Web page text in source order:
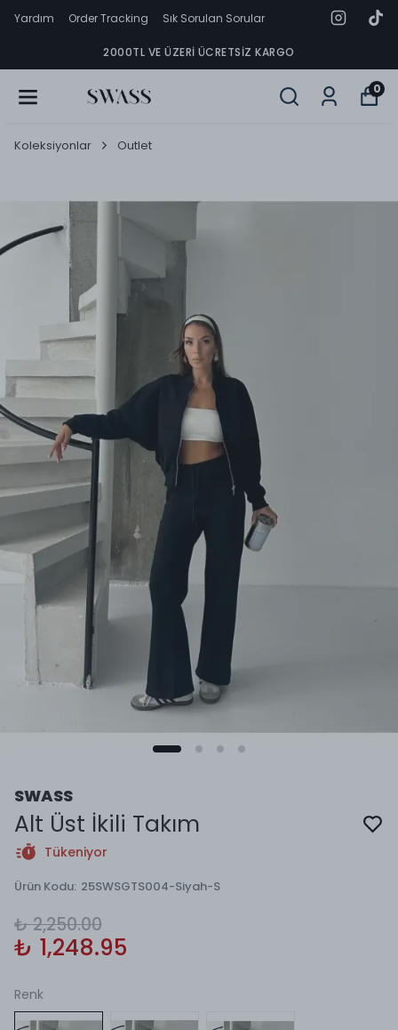
Yardım Order Tracking Sık Sorulan Sorular
2000TL VE ÜZERI ÜCRETSIZ KARGO
0
Koleksiyonlar Outlet
SWASS
Alt Üst İkili Takım
Tükeniyor
Ürün Kodu: 25SWSGTS004-Siyah-S
₺ 2,250.00
₺ 1,248.95
Renk